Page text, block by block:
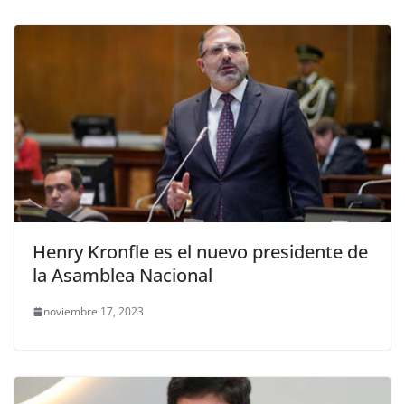
Henry Kronfle es el nuevo presidente de
la Asamblea Nacional
noviembre 17, 2023